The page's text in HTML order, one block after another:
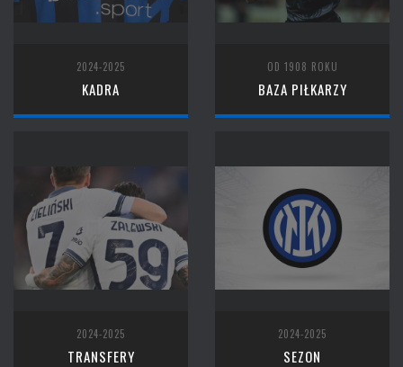
2024-2025
KADRA
OD 1908 ROKU
BAZA PIŁKARZY
2024-2025
TRANSFERY
2024-2025
SEZON